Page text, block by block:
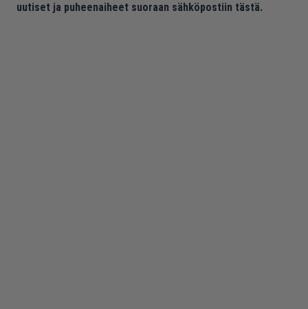
uutiset ja puheenaiheet suoraan sähköpostiin tästä.